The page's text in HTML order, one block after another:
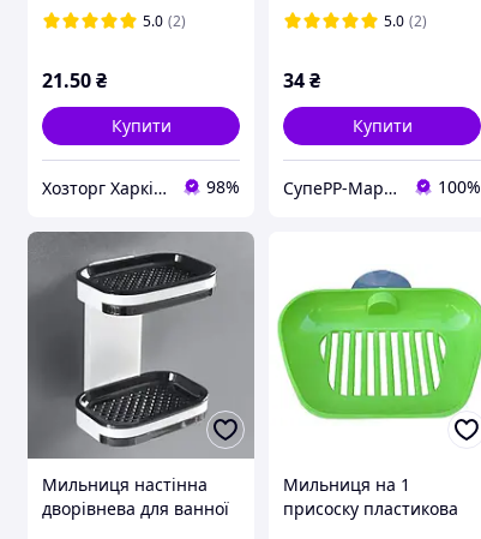
5.0 (2)
21.50₴
Купити
Хозторг Харків 2 - Господарські товари від відчизняних виробників 98%
5.0 (2)
34₴
Купити
СупеРР-Маркет Корисних Товарів 100%
Мильниця настінна
дворівнева для ванної
Мильниця на 1
присоску пластикова